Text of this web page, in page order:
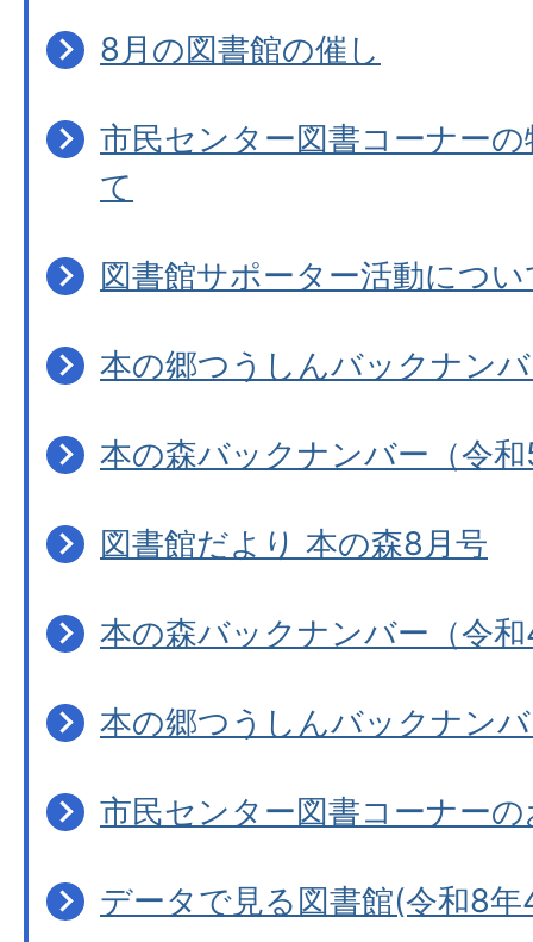
8月の図書館の催し
市民センター図書コーナー
て
図書館サポーター活動につい
本の郷つうしんバックナン
本の森バックナンバー（令
図書館だより 本の森8月号
本の森バックナンバー（令
本の郷つうしんバックナン
市民センター図書コーナー
データで見る図書館(令和8